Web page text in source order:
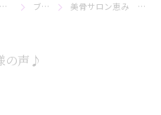
広島県広島市のリラクゼーションなら美骨サロン恵み ブログ 美骨サロン恵み お客様の声♪
の声♪